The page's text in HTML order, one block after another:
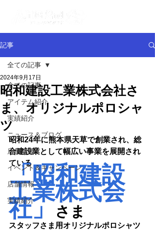
記事
全ての記事
アイテム紹介
実績紹介
ニュース＆ブログ
店舗情報
イベント＆キャンペーン
店舗情報
実績紹介
全ての記事
昭和建設工業株式会社さ
ま、オリジナルポロシャ
ツ
2024年9月17日
昭和24年に熊本県天草で創業され、総
合建設業として幅広い事業を展開され
ている
「昭和建設
工業株式会
社」さま
スタッフさま用オリジナルポロシャツ